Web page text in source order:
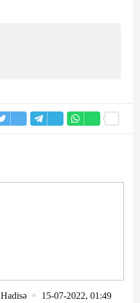
Hadisə 15-07-2022, 01:49